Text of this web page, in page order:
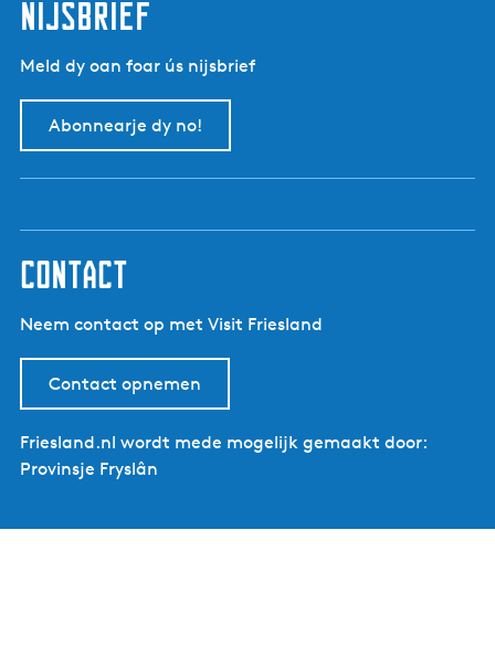
nijsbrief
Meld dy oan foar ús nijsbrief
Abonnearje dy no!
contact
Neem contact op met Visit Friesland
Contact opnemen
Friesland.nl wordt mede mogelijk gemaakt door:
Provinsje Fryslân